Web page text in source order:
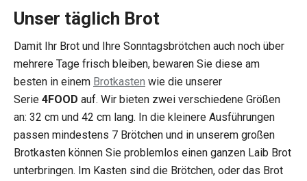
Unser täglich Brot
Damit Ihr Brot und Ihre Sonntagsbrötchen auch noch über
mehrere Tage frisch bleiben, bewaren Sie diese am
besten in einem Brotkasten wie die unserer
Serie 4FOOD auf. Wir bieten zwei verschiedene Größen
an: 32 cm und 42 cm lang. In die kleinere Ausführungen
passen mindestens 7 Brötchen und in unserem großen
Brotkasten können Sie problemlos einen ganzen Laib Brot
unterbringen. Im Kasten sind die Brötchen, oder das Brot